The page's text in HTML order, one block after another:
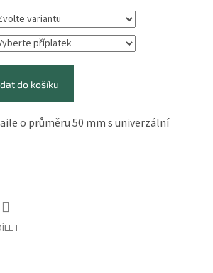
do košíku
o průměru 50 mm s univerzální